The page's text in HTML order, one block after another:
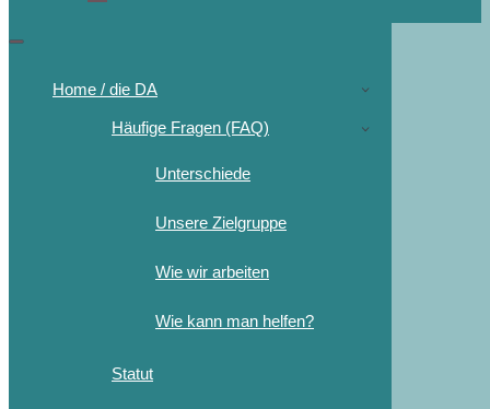
Navigations-
Home / die DA
Häufige Fragen (FAQ)
Unterschiede
Unsere Zielgruppe
Wie wir arbeiten
Wie kann man helfen?
Statut